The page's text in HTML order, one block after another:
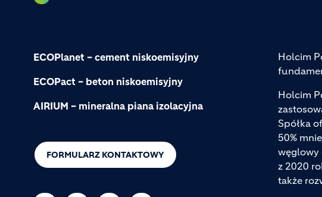
ECOPlanet – cement niskoemisyjny
ECOPact – beton niskoemisyjny
AIRIUM – mineralna piana izolacyjna
FORMULARZ KONTAKTOWY
Holcim
Holcim
Spółka
50%
węglowy
z 2020
także